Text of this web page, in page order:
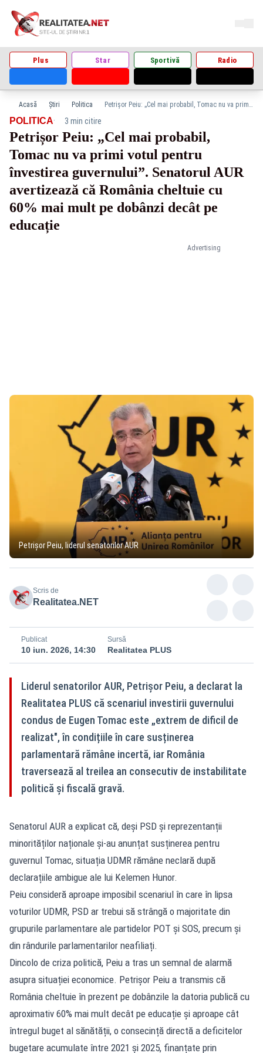
Plus Star Sportivă Radio
Acasă Știri Politica Petrișor Peiu: „Cel mai probabil, Tomac nu va primi votul pentru învestirea guvernului”. Senatorul AUR avertizează că România cheltuie cu 60% mai mult pe dobânzi decât pe educație
Advertising
POLITICA· 3 min citire
Petrișor Peiu: „Cel mai probabil,
Tomac nu va primi votul pentru
învestirea guvernului”. Senatorul AUR
avertizează că România cheltuie cu
60% mai mult pe dobânzi decât pe
educație
Petrișor Peiu, liderul senatorilor AUR
Scris de
Realitatea.NET
Publicat
10 iun. 2026, 14:30
Sursă
Realitatea PLUS
Liderul senatorilor AUR, Petrișor Peiu, a declarat la
Realitatea PLUS că scenariul investirii guvernului
condus de Eugen Tomac este „extrem de dificil de
realizat", în condițiile în care susținerea
parlamentară rămâne incertă, iar România
traversează al treilea an consecutiv de instabilitate
politică și fiscală gravă.
Senatorul AUR a explicat că, deși PSD și reprezentanții
minorităților naționale și-au anunțat susținerea pentru
guvernul Tomac, situația UDMR rămâne neclară după
declarațiile ambigue ale lui Kelemen Hunor.
Peiu consideră aproape imposibil scenariul în care în lipsa
voturilor UDMR, PSD ar trebui să strângă o majoritate din
grupurile parlamentare ale partidelor POT și SOS, precum și
din rândurile parlamentarilor neafiliați.
Dincolo de criza politică, Peiu a tras un semnal de alarmă
asupra situației economice. Petrișor Peiu a transmis că
România cheltuie în prezent pe dobânzile la datoria publică cu
aproximativ 60% mai mult decât pe educație și aproape cât
întregul buget al sănătății, o consecință directă a deficitelor
bugetare acumulate între 2021 și 2025, finanțate prin